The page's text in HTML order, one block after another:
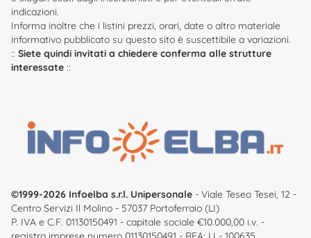
indicazioni.
Informa inoltre che i listini prezzi, orari, date o altro materiale
informativo pubblicato su questo sito è suscettibile a variazioni.
:: Siete quindi invitati a chiedere conferma alle strutture
interessate ::
©1999-2026 Infoelba s.r.l. Unipersonale - Viale Teseo Tesei, 12 -
Centro Servizi Il Molino - 57037 Portoferraio (LI)
P. IVA e C.F. 01130150491 - capitale sociale €10.000,00 i.v. -